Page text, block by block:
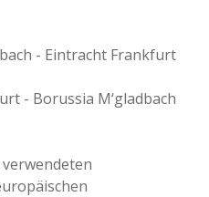
- Eintracht Frankfurt
- Borussia M‘gladbach